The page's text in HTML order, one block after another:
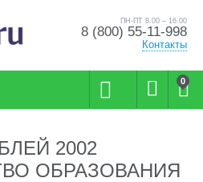
ПН-ПТ 8.00 – 16.00
8 (800) 55-11-998
Контакты
0
2002
ОБРАЗОВАНИЯ